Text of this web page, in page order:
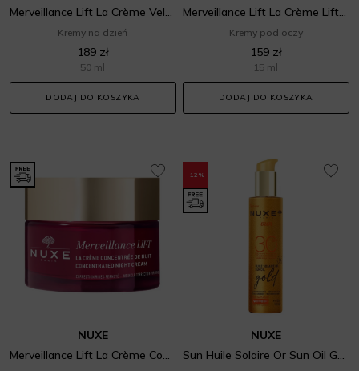
Kremy na dzień
189 zł
50 ml
DODAJ DO KOSZYKA
Kremy pod oczy
159 zł
15 ml
DODAJ DO KOSZYKA
NUXE
-12%
NUXE